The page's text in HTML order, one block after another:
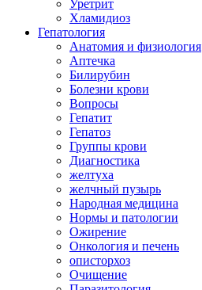
Уретрит
Хламидиоз
Гепатология
Анатомия и физиология
Аптечка
Билирубин
Болезни крови
Вопросы
Гепатит
Гепатоз
Группы крови
Диагностика
желтуха
желчный пузырь
Народная медицина
Нормы и патологии
Ожирение
Онкология и печень
описторхоз
Очищение